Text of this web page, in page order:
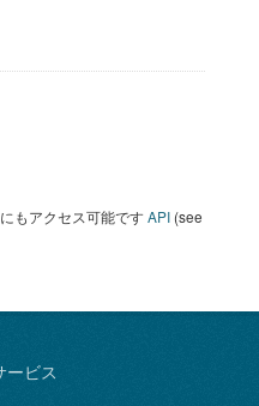
もアクセス可能ですAPI (see
ービス